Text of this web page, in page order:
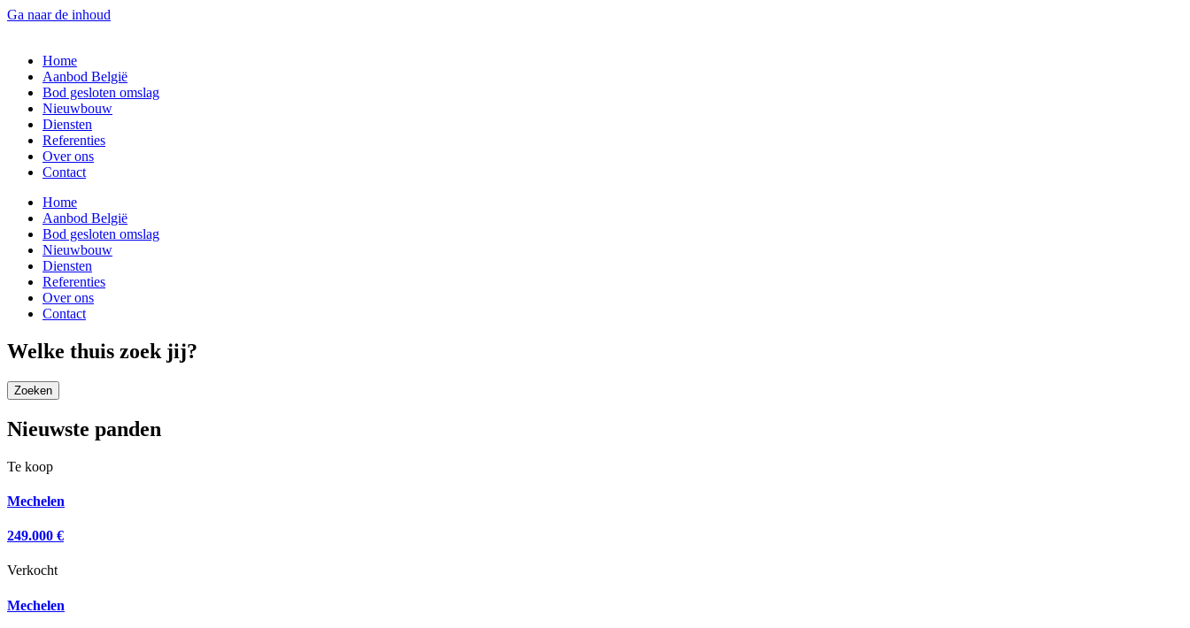
Ga naar de inhoud
Home
Aanbod België
Bod gesloten omslag
Nieuwbouw
Diensten
Referenties
Over ons
Contact
Home
Aanbod België
Bod gesloten omslag
Nieuwbouw
Diensten
Referenties
Over ons
Contact
Welke thuis zoek jij?
Zoeken
Nieuwste panden
Te koop
Mechelen
249.000 €
Verkocht
Mechelen